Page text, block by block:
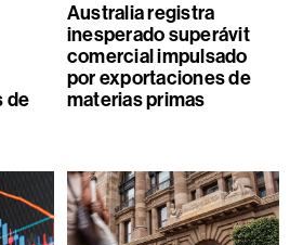
de
Australia registra
inesperado superávit
comercial impulsado
por exportaciones de
materias primas